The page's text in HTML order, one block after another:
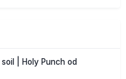
| Holy Punch od